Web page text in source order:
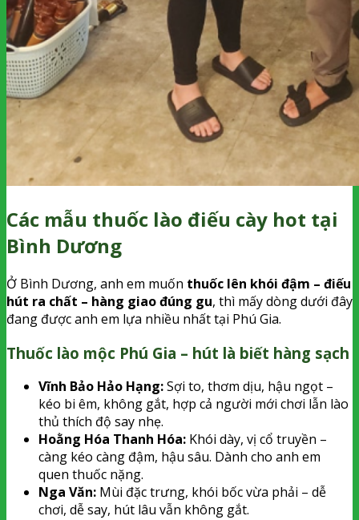
Các mẫu thuốc lào điếu cày hot tại
Bình Dương
Ở Bình Dương, anh em muốn thuốc lên khói đậm – điếu
hút ra chất – hàng giao đúng gu, thì mấy dòng dưới đây
đang được anh em lựa nhiều nhất tại Phú Gia.
Thuốc lào mộc Phú Gia – hút là biết hàng sạch
Vĩnh Bảo Hảo Hạng:Sợi to, thơm dịu, hậu ngọt –
kéo bi êm, không gắt, hợp cả người mới chơi lẫn lào
thủ thích độ say nhẹ.
Hoằng Hóa Thanh Hóa: Khói dày, vị cổ truyền –
càng kéo càng đậm, hậu sâu. Dành cho anh em
quen thuốc nặng.
Nga Văn: Mùi đặc trưng, khói bốc vừa phải – dễ
chơi, dễ say, hút lâu vẫn không gắt.